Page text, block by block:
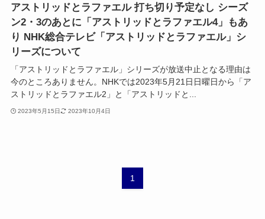
アストリッドとラファエル 打ち切り予定なし シーズ
ン2・3のあとに「アストリッドとラファエル4」もあ
り NHK総合テレビ「アストリッドとラファエル」シ
リーズについて
「アストリッドとラファエル」シリーズが放送中止となる理由は
今のところありません。NHKでは2023年5月21日日曜日から「ア
ストリッドとラファエル2」と「アストリッドと...
2023年5月15日 2023年10月4日
1